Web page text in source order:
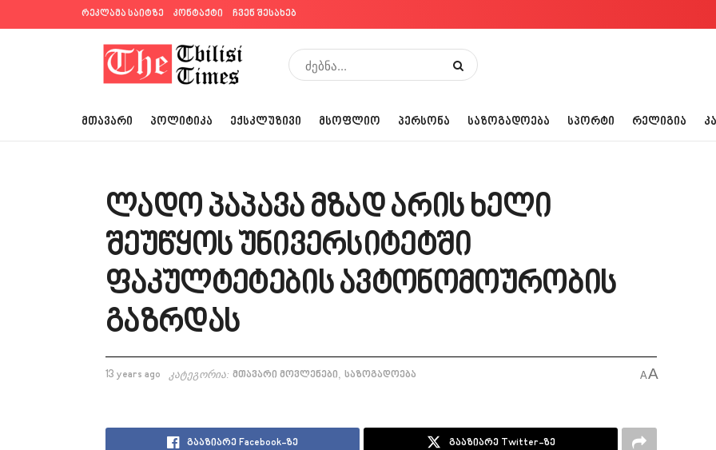
რეკლამა საიტზე კონტაქტი ჩვენ შესახებ
ᲛᲗᲐᲕᲐᲠᲘ ᲞᲝᲚᲘᲢᲘᲙᲐ ᲔᲥᲡᲙᲚᲣᲖᲘᲕᲘ ᲛᲡᲝᲤᲚᲘᲝ ᲞᲔᲠᲡᲝᲜᲐ ᲡᲐᲖᲝᲒᲐᲓᲝᲔᲑᲐ ᲡᲞᲝᲠᲢᲘ ᲠᲔᲚᲘᲒᲘᲐ
ლადო პაპავა მზად არის ხელი
შეუწყოს უნივერსიტეტში
ფაკულტეტების ავტონომოურობის
გაზრდას
13 years ago კატეგორია: მთავარი მოვლენები, საზოგადოება AA
გააზიარე Facebook-ზე გააზიარე Twitter-ზე